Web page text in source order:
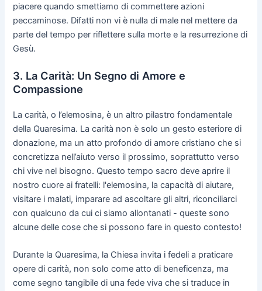
piacere quando smettiamo di commettere azioni
peccaminose. Difatti non vi è nulla di male nel mettere da
parte del tempo per riflettere sulla morte e la resurrezione di
Gesù.
3. La Carità: Un Segno di Amore e
Compassione
La carità, o l’elemosina, è un altro pilastro fondamentale
della Quaresima. La carità non è solo un gesto esteriore di
donazione, ma un atto profondo di amore cristiano che si
concretizza nell’aiuto verso il prossimo, soprattutto verso
chi vive nel bisogno. Questo tempo sacro deve aprire il
nostro cuore ai fratelli: l'elemosina, la capacità di aiutare,
visitare i malati, imparare ad ascoltare gli altri, riconciliarci
con qualcuno da cui ci siamo allontanati - queste sono
alcune delle cose che si possono fare in questo contesto!
Durante la Quaresima, la Chiesa invita i fedeli a praticare
opere di carità, non solo come atto di beneficenza, ma
come segno tangibile di una fede viva che si traduce in